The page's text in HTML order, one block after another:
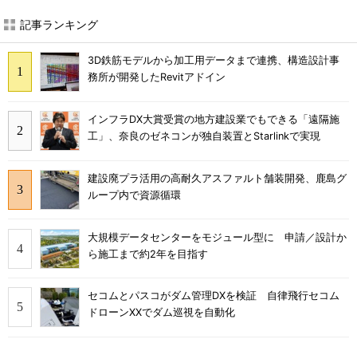
記事ランキング
3D鉄筋モデルから加工用データまで連携、構造設計事
務所が開発したRevitアドイン
インフラDX大賞受賞の地方建設業でもできる「遠隔施
工」、奈良のゼネコンが独自装置とStarlinkで実現
建設廃プラ活用の高耐久アスファルト舗装開発、鹿島グ
ループ内で資源循環
大規模データセンターをモジュール型に 申請／設計か
ら施工まで約2年を目指す
セコムとパスコがダム管理DXを検証 自律飛行セコム
ドローンXXでダム巡視を自動化